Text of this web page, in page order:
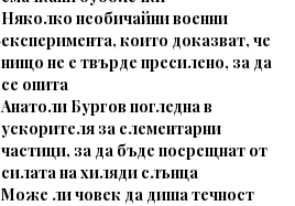
Няколко необичайни военни
експеримента, които доказват, че
нищо не е твърде пресилено, за да
се опита
Анатоли Бургов погледна в
ускорителя за елементарни
частици, за да бъде посрещнат от
силата на хиляди слънца
Може ли човек да диша течност